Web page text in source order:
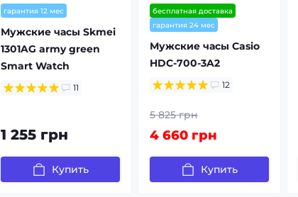
гарантия 12 мес
Мужские часы Skmei
1301AG army green
Smart Watch
11
1 255 грн
Купить
бесплатная доставка
гарантия 24 мес
Мужские часы Casio
HDC-700-3A2
12
5 825 грн
4 660 грн
Купить